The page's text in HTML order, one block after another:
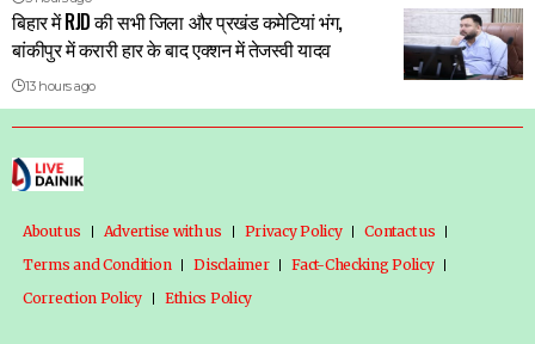
बिहार में RJD की सभी जिला और प्रखंड कमेटियां भंग,
बांकीपुर में करारी हार के बाद एक्शन में तेजस्वी यादव
13 hours ago
About us Advertise with us Privacy Policy
Contact us
Terms and Condition
Disclaimer
Fact-Checking Policy
Correction Policy
Ethics Policy